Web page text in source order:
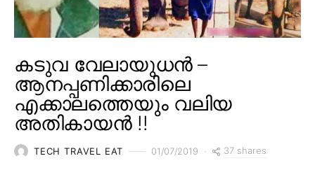
കടുവ വേലായുധൻ –
ആനപ്പണിക്കാരിലെ
എക്കാലത്തെയും വലിയ
അതികായൻ !!
TECH TRAVEL EAT 01/07/2019 37 shares